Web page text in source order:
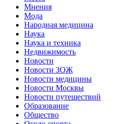
Мнения
Мода
Народная медицина
Наука
Наука и техника
Недвижимость
Новости
Новости ЗОЖ
Новости медицины
Новости Москвы
Новости путешествий
Образование
Общество